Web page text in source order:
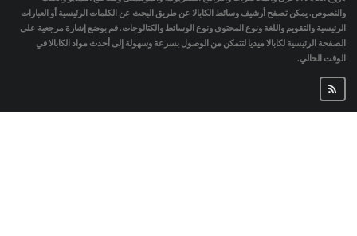
والنصوص. يمكن تصفح أرشيف وسائط الكابالا عن طريق البحث عن الكلمات الرئيسية أو العبارات
الرئيسية والتقويم واللغة ونوع المحتوى ونوع الوسائط والكتالوجات. قم بوضع إشارة مرجعية على
الصفحة الرئيسية لكابالا ميديا لتتمكن من الوصول بسرعة وسهولة إلى أحدث مواد الكابالا في
الوقت الحالي.